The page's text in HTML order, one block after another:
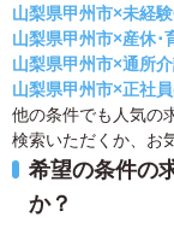
山梨県甲州市×未経
山梨県甲州市×産休･
山梨県甲州市×通所
山梨県甲州市×正社
他の条件でも人気の
検索いただくか、お
希望の条件の
か？